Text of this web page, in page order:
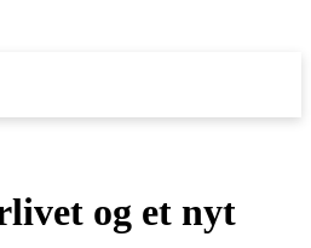
og et nyt